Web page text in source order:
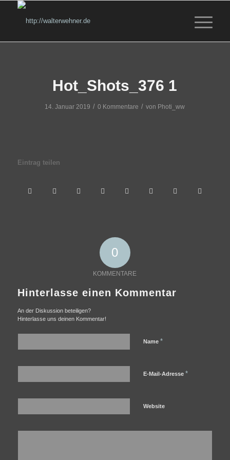
Hot_Shots_376 1
14. Januar 2019 / 0 Kommentare / von Photi_ww
Eintrag teilen
0
KOMMENTARE
Hinterlasse einen Kommentar
An der Diskussion beteiligen?
Hinterlasse uns deinen Kommentar!
Name *
E-Mail-Adresse *
Website